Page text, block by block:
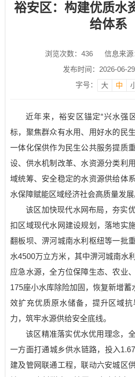
裕安区：构建优质水
给体系
浏览次数： 436
信息来
发布时间：2026-06-
字号：
大 中
近年来，裕安区锚定“兴水强
标，聚焦群众有水用、用好水的民
一体化保供作为民生公共服务提质
设、供水机制改革、水资源分类利
域统筹、安全稳定的水资源供给体
水保障赋能区域经济社会高质量发展
该区加快现代水网布局，夯实
扣区域现代水网建设规划，落地实
翻板坝、淠河城南水利枢纽等一批
水4500万立方米，其中淠河城南水
应急水源，全方位保障生态、农业
175座小水库除险加固，恢复新增蓄
效扩充优质原水储备，提升区域
力，筑牢水源供给安全底线。
该区精准落实优水优用理念，
一方面打通城乡供水链路，投入
建及管网联通工程，联动六安城区